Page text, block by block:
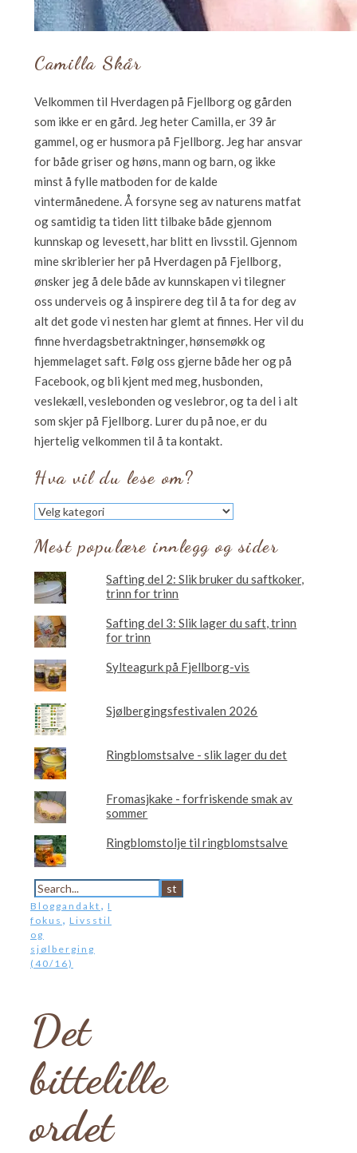
Camilla Skår
Velkommen til Hverdagen på Fjellborg og gården
som ikke er en gård. Jeg heter Camilla, er 39 år
gammel, og er husmora på Fjellborg. Jeg har ansvar
for både griser og høns, mann og barn, og ikke
minst å fylle matboden for de kalde
vintermånedene. Å forsyne seg av naturens matfat
og samtidig ta tiden litt tilbake både gjennom
kunnskap og levesett, har blitt en livsstil. Gjennom
mine skriblerier her på Hverdagen på Fjellborg,
ønsker jeg å dele både av kunnskapen vi tilegner
oss underveis og å inspirere deg til å ta for deg av
alt det gode vi nesten har glemt at finnes. Her vil du
finne hverdagsbetraktninger, hønsemøkk og
hjemmelaget saft. Følg oss gjerne både her og på
Facebook, og bli kjent med meg, husbonden,
veslekæll, veslebonden og veslebror, og ta del i alt
som skjer på Fjellborg. Lurer du på noe, er du
hjertelig velkommen til å ta kontakt.
Hva vil du lese om?
Hva
vil
du
lese
Mest populære innlegg og sider
Safting del 2: Slik bruker du saftkoker,
trinn for trinn
Safting del 3: Slik lager du saft, trinn
for trinn
Sylteagurk på Fjellborg-vis
Sjølbergingsfestivalen 2026
Ringblomstsalve - slik lager du det
Fromasjkake - forfriskende smak av
sommer
Ringblomstolje til ringblomstsalve
Bloggandakt , I
fokus , Livsstil
og
sjølberging
(40/16)
Det
bittelille
ordet